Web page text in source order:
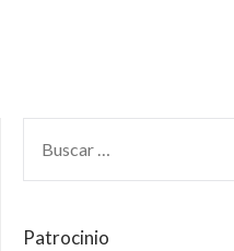
Patrocinio